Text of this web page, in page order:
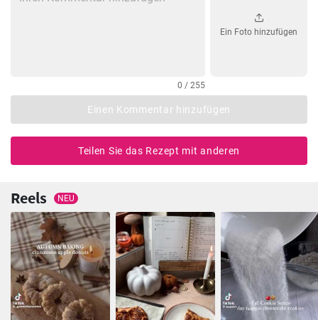
0 / 255
Ein Foto hinzufügen
Einen Kommentar hinzufügen
Teilen Sie das Rezept mit anderen
Reels NEU